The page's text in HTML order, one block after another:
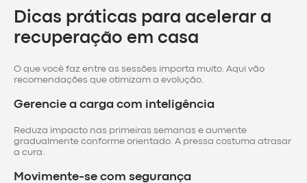
Dicas práticas para acelerar a
recuperação em casa
O que você faz entre as sessões importa muito. Aqui vão
recomendações que otimizam a evolução.
Gerencie a carga com inteligência
Reduza impacto nas primeiras semanas e aumente
gradualmente conforme orientado. A pressa costuma atrasar
a cura.
Movimente-se com segurança